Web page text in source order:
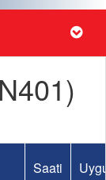
Saati